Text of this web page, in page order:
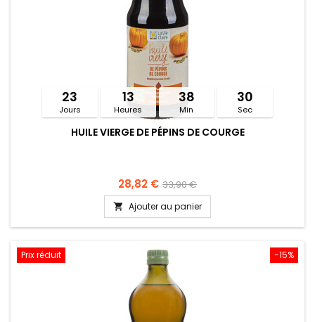
23
Jours
13
Heures
38
Min
30
Sec
HUILE VIERGE DE PÉPINS DE COURGE
28,82 € 33,90 €
 Ajouter au panier
-15%
Prix réduit